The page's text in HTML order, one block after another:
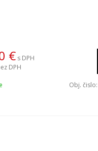
€ s DPH
DPH
Obj. čislo: